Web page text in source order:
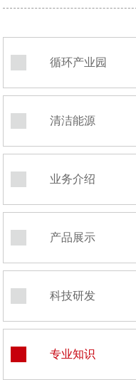
循环产业园
清洁能源
业务介绍
产品展示
科技研发
专业知识